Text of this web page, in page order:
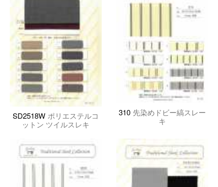
SD2518W ポリエステルコ
ットン ツイルスレキ
310 先染めドビー縞スレー
キ